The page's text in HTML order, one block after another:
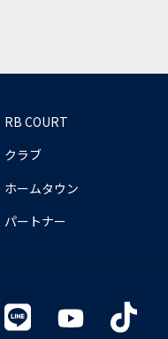
RB COURT
クラブ
ホームタウン
パートナー